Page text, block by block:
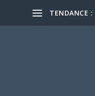
TENDANCE :